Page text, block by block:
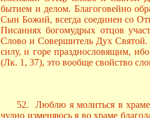
бытием и делом. Благоговейно
Сын Божий, всегда соединен со
Писаниях богомудрых отцов
Слово и Совершитель Дух Святой.
силу, и горе празднословящим,
(Лк. 1, 37), это вообще свойство
52. Люблю я молиться в храме
чудно изменяюсь я во храме